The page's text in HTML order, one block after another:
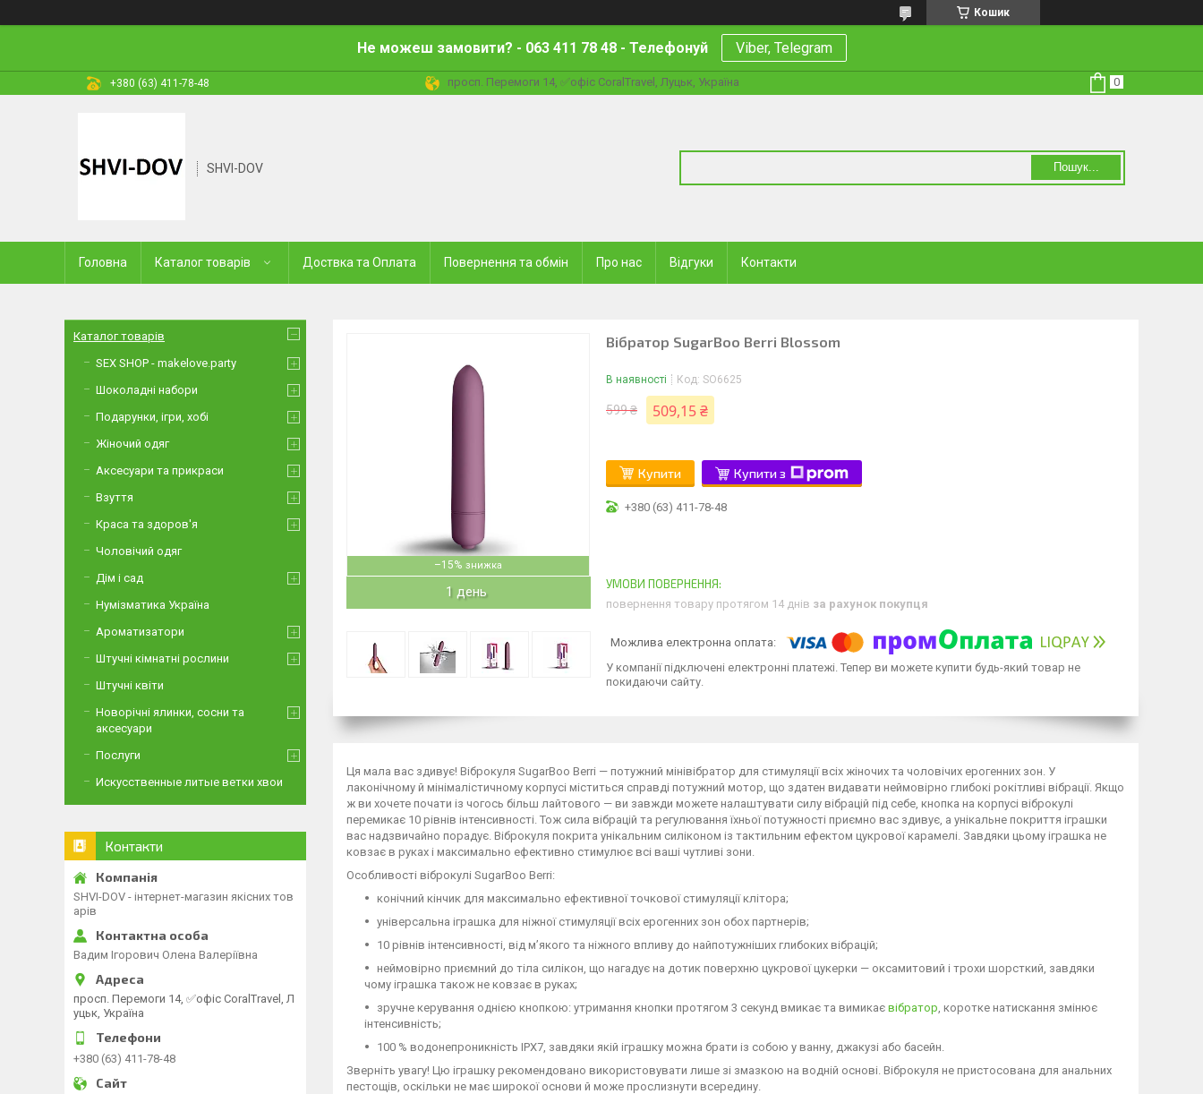
Кошик
Не можеш замовити? - 063 411 78 48 - Телефонуй Viber, Telegram
+380 (63) 411-78-48 просп. Перемоги 14, ✅офіс CoralTravel, Луцьк, Україна
SHVI-DOV Пошук...
Головна Каталог товарів Доствка та Оплата Повернення та обмін Про нас Відгуки Контакти
–15%
1 день
Вібратор SugarBoo Berri Blossom
В наявності Код: SO6625
599 ₴ 509,15 ₴
Купити Купити з
+380 (63) 411-78-48
повернення товару протягом 14 днів за рахунок покупця
У компанії підключені електронні платежі. Тепер ви можете купити будь-який товар не
покидаючи сайту.
Ця мала вас здивує! Віброкуля SugarBoo Berri — потужний мінівібратор для стимуляції всіх жіночих та чоловічих ерогенних зон. У
лаконічному й мінімалістичному корпусі міститься справді потужний мотор, що здатен видавати неймовірно глибокі рокітливі вібрації. Якщо
ж ви хочете почати із чогось більш лайтового — ви завжди можете налаштувати силу вібрацій під себе, кнопка на корпусі віброкулі
перемикає 10 рівнів інтенсивності. Тож сила вібрацій та регулювання їхньої потужності приємно вас здивує, а унікальне покриття іграшки
вас надзвичайно порадує. Віброкуля покрита унікальним силіконом із тактильним ефектом цукрової карамелі. Завдяки цьому іграшка не
ковзає в руках і максимально ефективно стимулює всі ваші чутливі зони.
Особливості віброкулі SugarBoo Berri:
конічний кінчик для максимально ефективної точкової стимуляції клітора;
універсальна іграшка для ніжної стимуляції всіх ерогенних зон обох партнерів;
10 рівнів інтенсивності, від м’якого та ніжного впливу до найпотужніших глибоких вібрацій;
неймовірно приємний до тіла силікон, що нагадує на дотик поверхню цукрової цукерки — оксамитовий і трохи шорсткий, завдяки
чому іграшка також не ковзає в руках;
зручне керування однією кнопкою: утримання кнопки протягом 3 секунд вмикає та вимикає вібратор , коротке натискання змінює
інтенсивність;
100 % водонепроникність IPX7, завдяки якій іграшку можна брати із собою у ванну, джакузі або басейн.
Зверніть увагу! Цю іграшку рекомендовано використовувати лише зі змазкою на водній основі. Віброкуля не пристосована для анальних
пестощів, оскільки не має широкої основи й може прослизнути всередину.
Каталог товарів
SEX SHOP - makelove.party
Шоколадні набори
Подарунки, ігри, хобі
Жіночий одяг
Аксесуари та прикраси
Взуття
Краса та здоров'я
Чоловічий одяг
Дім і сад
Нумізматика Україна
Ароматизатори
Штучні кімнатні рослини
Штучні квіти
Новорічні ялинки, сосни та
аксесуари
Послуги
Искусственные литые ветки хвои
Контакти
SHVI-DOV - інтернет-магазин якісних тов
арів
Вадим Ігорович Олена Валеріївна
просп. Перемоги 14, ✅офіс CoralTravel, Л
уцьк, Україна
+380 (63) 411-78-48